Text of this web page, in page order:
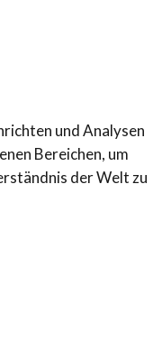
und Analysen
Bereichen, um
der Welt zu